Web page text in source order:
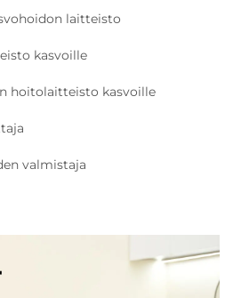
laitteisto
kasvoille
hoitolaitteisto kasvoille
valmistaja